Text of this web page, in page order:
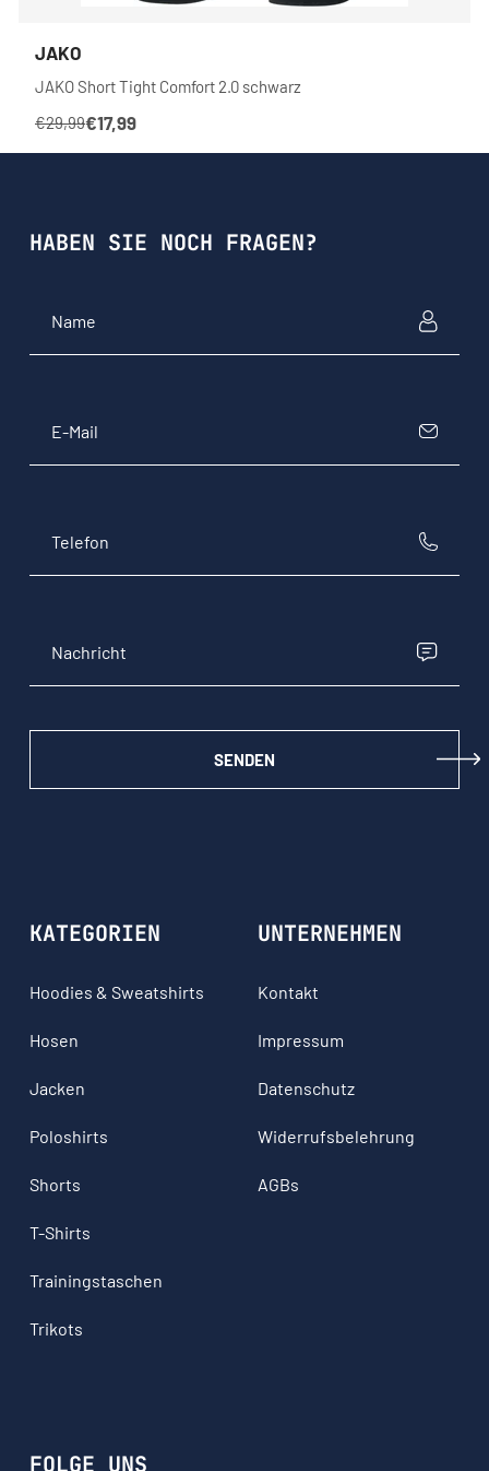
JAKO
JAKO Short Tight Comfort 2.0 schwarz
€29,99€17,99
KATEGORIEN
Hoodies & Sweatshirts
Hosen
Jacken
Poloshirts
Shorts
T-Shirts
Trainingstaschen
Trikots
UNTERNEHMEN
Kontakt
Impressum
Datenschutz
Widerrufsbelehrung
AGBs
FOLGE UNS
HABEN SIE NOCH FRAGEN?
SENDEN